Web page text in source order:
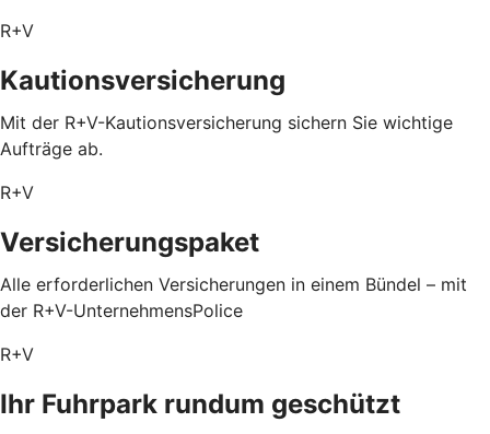
R+V
Kautionsversicherung
Mit der R+V-Kautionsversicherung sichern Sie wichtige
Aufträge ab.
R+V
Versicherungspaket
Alle erforderlichen Versicherungen in einem Bündel – mit
der R+V-UnternehmensPolice
R+V
Ihr Fuhrpark rundum geschützt